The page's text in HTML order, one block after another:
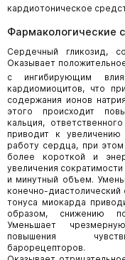
кардиотоническое
Фармакологические
Сердечный гликозид,
Оказывает
с ингибирующим
кардиомиоцитов, что
содержания ионов
этого происходит
кальция,
приводит к
работу сердца, при этом
более короткой и
увеличения
и минутный объем.
конечно-
тонуса миокарда
образом, снижению
Уменьшает
повышения
барорецепторов.